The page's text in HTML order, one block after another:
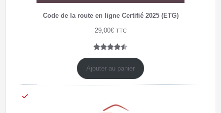
Code de la route en ligne Certifié 2025 (ETG)
29,00€ TTC
sur 5
sur
client
Ajouter au panier